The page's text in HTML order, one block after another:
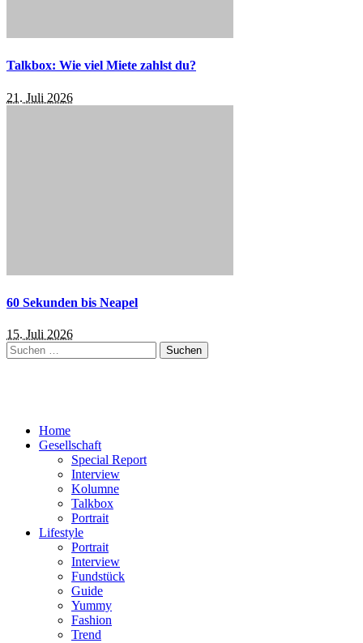
Talkbox: Wie viel Miete zahlst du?
21. Juli 2026
60 Sekunden bis Neapel
15. Juli 2026
Suchen
nach:
Home
Gesellschaft
Special Report
Interview
Kolumne
Talkbox
Portrait
Lifestyle
Portrait
Interview
Fundstück
Guide
Yummy
Fashion
Trend